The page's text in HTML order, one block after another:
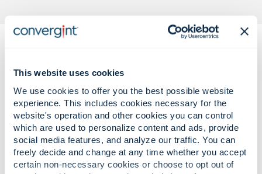
This website uses cookies
We use cookies to offer you the best possible website
experience. This includes cookies necessary for the
website's operation and other cookies you can control
which are used to personalize content and ads, provide
social media features, and analyze our traffic. You can
freely decide and change at any time whether you accept
certain non-necessary cookies or choose to opt out of
Desafíos complejos de seguridad,
protección y operaciones.
Soluciones confiables y basadas en
auditorías.